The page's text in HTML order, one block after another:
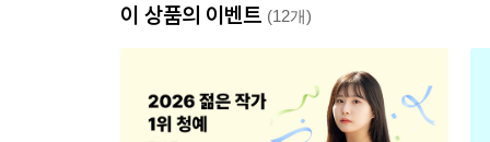
이 상품의 이벤트 (12개)